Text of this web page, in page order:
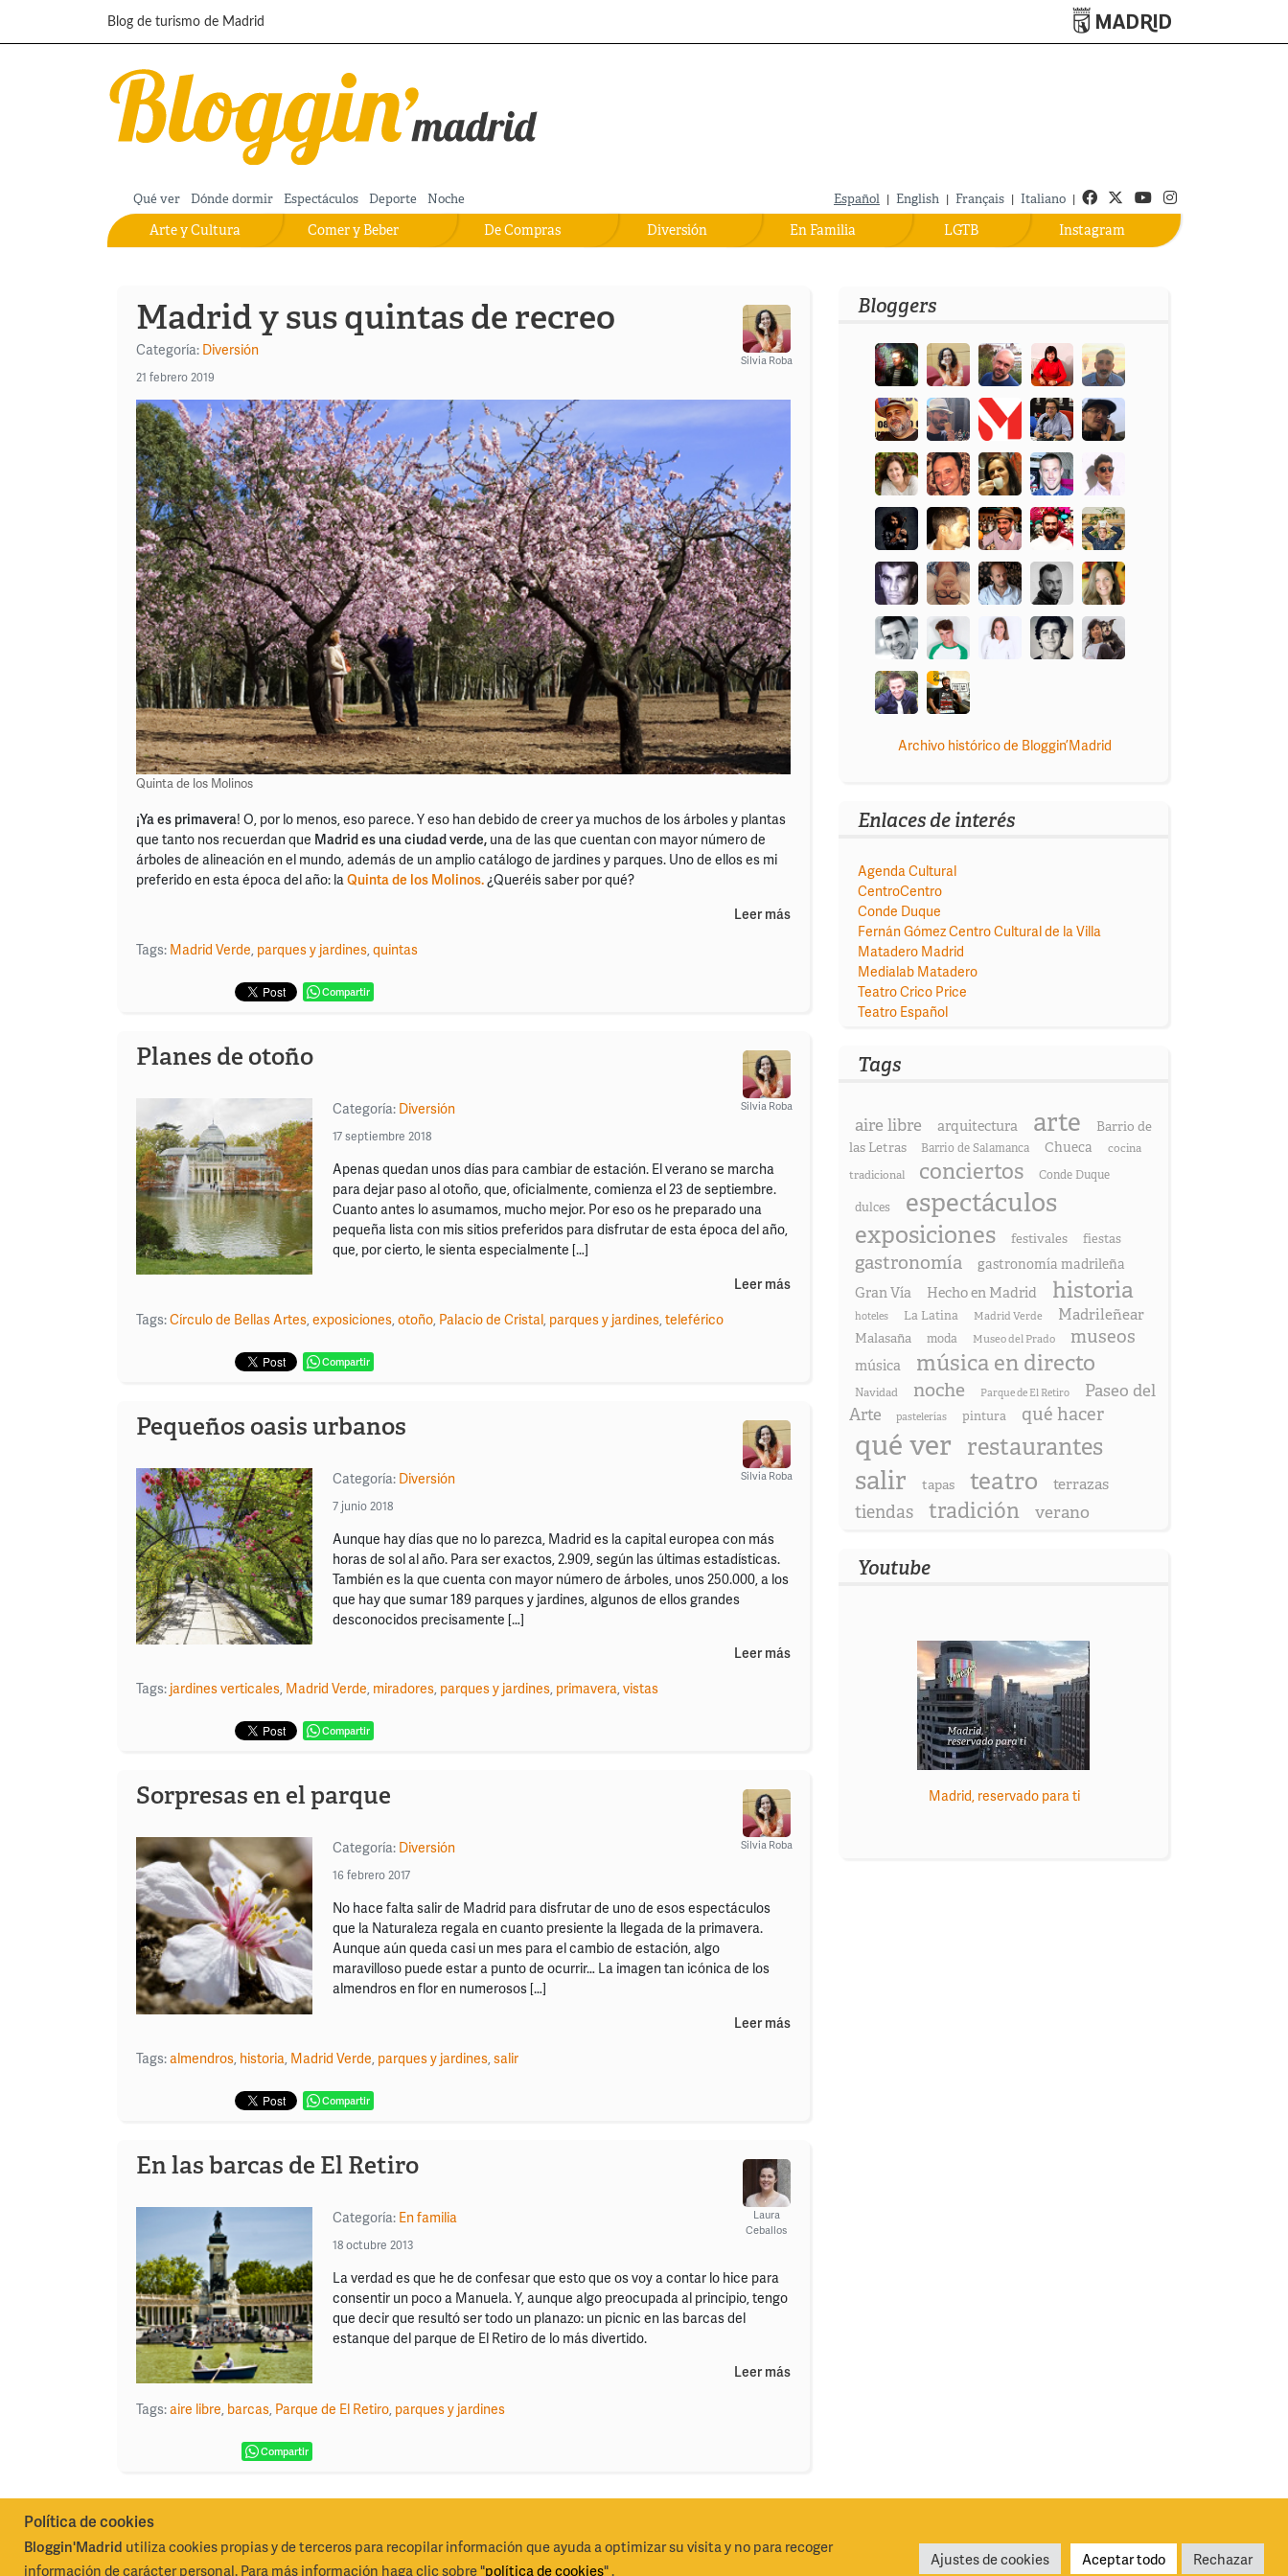
Pasar al contenido principal
Blog de turismo de Madrid
Turismo de Madrid
Qué ver Dónde dormir Espectáculos Deporte Noche Español | English | Français | Italiano | Facebook
TwitterYoutube
Instagram
Instagram
LGTB
En Familia
Diversión
De Compras
Comer y Beber
Arte y Cultura
Madrid y sus quintas de recreo
Categoría: Diversión
21 febrero 2019
Silvia Roba
Quinta de los Molinos
¡Ya es primavera! O, por lo menos, eso parece. Y eso han debido de creer ya muchos de los árboles y plantas
que tanto nos recuerdan que Madrid es una ciudad verde, una de las que cuentan con mayor número de
árboles de alineación en el mundo, además de un amplio catálogo de jardines y parques. Uno de ellos es mi
preferido en esta época del año: laQuinta de los Molinos.¿Queréis saber por qué?
Leer más
Tags: Madrid Verde, parques y jardines,quintas
Compartir
Planes de otoño
Silvia Roba
Categoría: Diversión
17 septiembre 2018
Apenas quedan unos días para cambiar de estación. El verano se marcha
para dejar paso al otoño, que, oficialmente, comienza el 23 de septiembre.
Cuanto antes lo asumamos, mucho mejor. Por eso os he preparado una
pequeña lista con mis sitios preferidos para disfrutar de esta época del año,
que, por cierto, le sienta especialmente […]
Leer más
Tags:Círculo de Bellas Artes exposiciones otoño Palacio de Cristal parques y jardines teleférico
Compartir
Pequeños oasis urbanos
Silvia Roba
Categoría: Diversión
7 junio 2018
Aunque hay días que no lo parezca, Madrid es la capital europea con más
horas de sol al año. Para ser exactos, 2.909, según las últimas estadísticas.
También es la que cuenta con mayor número de árboles, unos 250.000, a los
que hay que sumar 189 parques y jardines, algunos de ellos grandes
desconocidos precisamente […]
Leer más
Tags: jardines verticales, Madrid Verde, miradores, parques y jardines, primavera,vistas
Compartir
Sorpresas en el parque
Silvia Roba
Categoría: Diversión
16 febrero 2017
No hace falta salir de Madrid para disfrutar de uno de esos espectáculos
que la Naturaleza regala en cuanto presiente la llegada de la primavera.
Aunque aún queda casi un mes para el cambio de estación, algo
maravilloso puede estar a punto de ocurrir… La imagen tan icónica de los
almendros en flor en numerosos […]
Leer más
Tags:almendros historia Madrid Verde parques y jardines salir
Compartir
En las barcas de El Retiro
Laura
Ceballos
Categoría: En familia
18 octubre 2013
La verdad es que he de confesar que esto que os voy a contar lo hice para
consentir un poco a Manuela. Y, aunque algo preocupada al principio, tengo
que decir que resultó ser todo un planazo: un picnic en las barcas del
estanque del parque de El Retiro de lo más divertido.
Leer más
Tags:aire libre, barcas, Parque de El Retiro, parques y jardines
Compartir
Bloggers
Archivo histórico de Bloggin’Madrid
Enlaces de interés
Agenda Cultural
CentroCentro
Conde Duque
Fernán Gómez Centro Cultural de la Villa
Matadero Madrid
Medialab Matadero
Teatro Crico Price
Teatro Español
Tags
aire libre arquitectura arte
Barrio de
las Letras
Barrio de Salamanca Chueca
cocina
tradicional
conciertos Conde Duque
dulces espectáculos
exposiciones festivales fiestas
gastronomía gastronomía madrileña
Gran Vía Hecho en Madrid historia
hoteles La Latina Madrid Verde Madrileñear
Malasaña moda Museo del Prado museos
música música en directo
Navidad noche Parque de El Retiro
Paseo del
Arte
pastelerías pintura qué hacer
qué ver restaurantes
salir tapas teatro terrazas
tiendas tradición verano
Youtube
Madrid, reservado para ti
Madrid Destino Cultura Turismo y Negocio, S.A. Algunos derechos reservados 2026 Condiciones generales de uso Política de privacidad y cookies
Política de cookies
Bloggin'Madrid utiliza cookies propias y de terceros para recopilar información que ayuda a optimizar su visita y no para recoger
información de carácter personal. Para más información haga clic sobre "política de cookies" .
Ajustes de cookies Aceptar todo Rechazar